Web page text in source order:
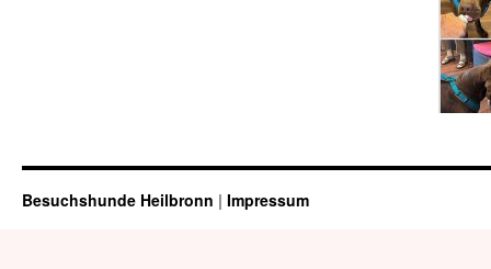
Besuchshunde Heilbronn | Impressum